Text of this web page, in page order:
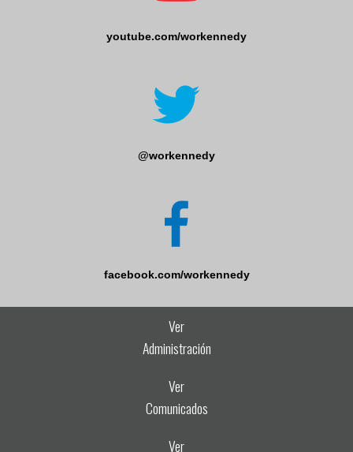
youtube.com/workennedy
@workennedy
facebook.com/workennedy
Ver
Administración
Ver
Comunicados
Ver